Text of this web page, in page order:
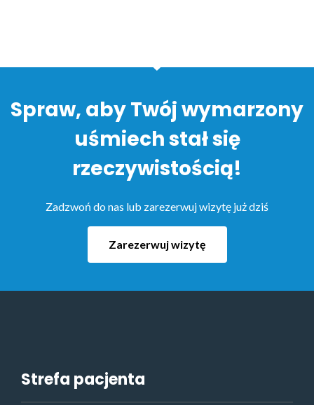
Spraw, aby Twój wymarzony
uśmiech stał się
rzeczywistością!
Zadzwoń do nas lub zarezerwuj wizytę już dziś
Zarezerwuj wizytę
Strefa pacjenta